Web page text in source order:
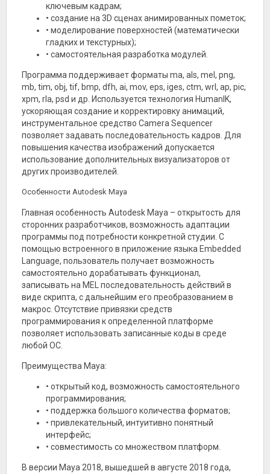
ключевым кадрам;
• создание на 3D сценах анимированных пометок;
• моделирование поверхностей (математически
гладких и текстурных);
• самостоятельная разработка модулей.
Программа поддерживает форматы ma, als, mel, png,
mb, tim, obj, tif, bmp, dfh, ai, mov, eps, iges, ctm, wrl, ap, pic,
xpm, rla, psd и др. Используется технология HumanIK,
ускоряющая создание и корректировку анимаций,
инструментальное средство Camera Sequencer
позволяет задавать последовательность кадров. Для
повышения качества изображений допускается
использование дополнительных визуализаторов от
других производителей.
Особенности Autodesk Maya
Главная особенность Autodesk Maya – открытость для
сторонних разработчиков, возможность адаптации
программы под потребности конкретной студии. С
помощью встроенного в приложение языка Embedded
Language, пользователь получает возможность
самостоятельно дорабатывать функционал,
записывать на MEL последовательность действий в
виде скрипта, с дальнейшим его преобразованием в
макрос. Отсутствие привязки средств
программирования к определенной платформе
позволяет использовать записанные коды в среде
любой ОС.
Преимущества Maya:
• открытый код, возможность самостоятельного
программирования;
• поддержка большого количества форматов;
• привлекательный, интуитивно понятный
интерфейс;
• совместимость со множеством платформ.
В версии Maya 2018, вышедшей в августе 2018 года,